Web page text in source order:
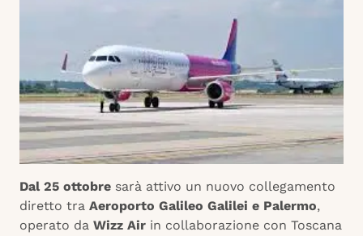
Dal 25 ottobre sarà attivo un nuovo collegamento
diretto tra Aeroporto Galileo Galilei e Palermo,
operato da Wizz Air in collaborazione con Toscana